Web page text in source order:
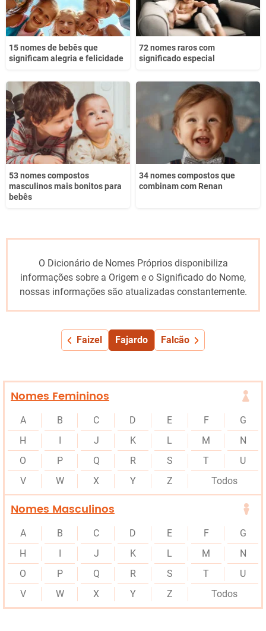
15 nomes de bebês que
significam alegria e felicidade
72 nomes raros com
significado especial
53 nomes compostos
masculinos mais bonitos para
bebês
34 nomes compostos que
combinam com Renan
O Dicionário de Nomes Próprios disponibiliza
informações sobre a Origem e o Significado do Nome,
nossas informações são atualizadas constantemente.
Faizel Fajardo Falcão
Nomes Femininos
A B C D E F
G
H
I J K L M
N
O
P Q R S T
U
V
W X Y Z Todos
Nomes Masculinos
A B C D E F
G
H
I J K L M
N
O
P Q R S T
U
V
W X Y Z Todos